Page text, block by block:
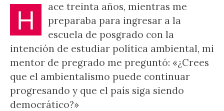
H
ace treinta años, mientras me
preparaba para ingresar a la
escuela de posgrado con la
intención de estudiar política ambiental, mi
mentor de pregrado me preguntó: «¿Crees
que el ambientalismo puede continuar
progresando y que el país siga siendo
democrático?»